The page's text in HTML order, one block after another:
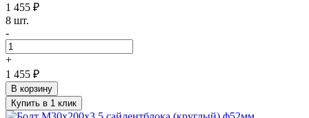
1 455 ₽
8 шт.
-
+
1 455 ₽
В корзину
Купить в 1 клик